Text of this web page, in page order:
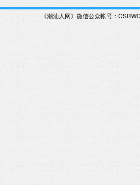
《潮汕人网》微信公众帐号：